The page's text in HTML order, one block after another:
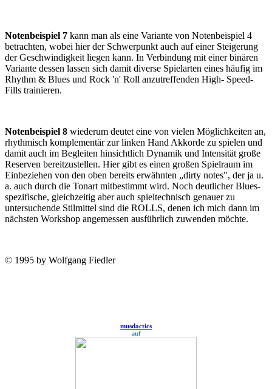
Notenbeispiel 7 kann man als eine Variante von Notenbeispiel 4
betrachten, wobei hier der Schwerpunkt auch auf einer Steigerung
der Ge­schwindigkeit liegen kann. In Verbindung mit einer binären
Variante dessen lassen sich damit diverse Spielarten eines häufig im
Rhythm & Blues und Rock 'n' Roll anzutreffenden High- Speed-
Fills trainieren.
Notenbeispiel 8 wiederum deutet eine von vielen Möglichkeiten an,
rhythmisch kom­plementär zur linken Hand Akkorde zu spie­len und
damit auch im Begleiten hinsichtlich Dynamik und Intensität große
Reserven be­reitzustellen. Hier gibt es einen großen Spiel­raum im
Einbeziehen von den oben bereits er­wähnten „dirty notes", der ja u.
a. auch durch die Tonart mitbestimmt wird. Noch deutli­cher Blues-
spezifische, gleichzeitig aber auch spieltechnisch genauer zu
untersuchende Stil­mittel sind die ROLLS, denen ich mich dann im
nächsten Workshop angemessen ausführ­lich zuwenden möchte.
© 1995 by Wolfgang Fiedler
musdactics
auf